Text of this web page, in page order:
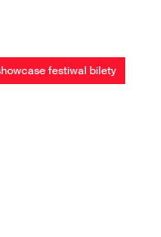
festiwal bilety